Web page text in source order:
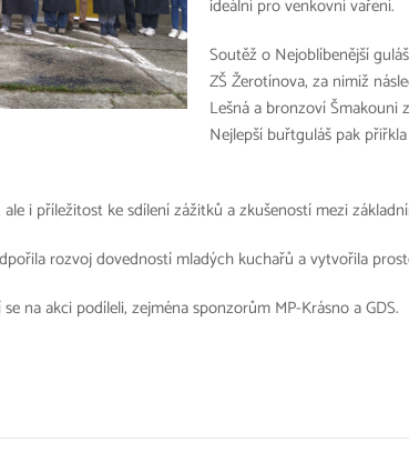
ideální pro venkovní vaření.
Soutěž o Nejoblíbenější
ZŠ Žerotínova, za nimiž
Lešná a bronzoví Šmakouni
Nejlepší buřtguláš pak
i příležitost ke sdílení zážitků a zkušeností mezi
rozvoj dovedností mladých kuchařů a vytvořila
na akci podíleli, zejména sponzorům MP-Krásno a GDS.